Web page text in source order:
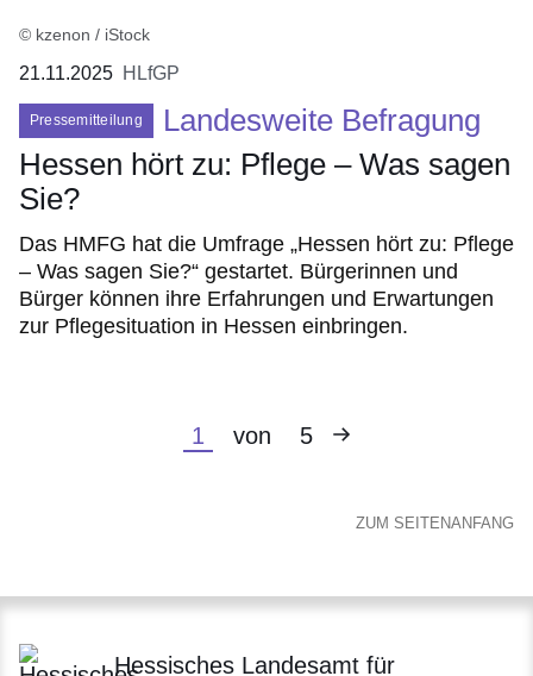
© kzenon / iStock
21.11.2025 HLfGP
Pressemitteilung
Landesweite Befragung
Hessen hört zu: Pflege – Was sagen
Sie?
Das HMFG hat die Umfrage „Hessen hört zu: Pflege
– Was sagen Sie?“ gestartet. Bürgerinnen und
Bürger können ihre Erfahrungen und Erwartungen
zur Pflegesituation in Hessen einbringen.
Aktuelle
1 von 5
Nächste
ZUM SEITENANFANG
Hessisches Landesamt für